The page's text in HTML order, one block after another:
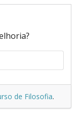
de Filosofia.